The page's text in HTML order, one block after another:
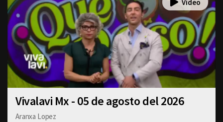
Vivalavi Mx - 05 de agosto del 2026
Aranxa Lopez